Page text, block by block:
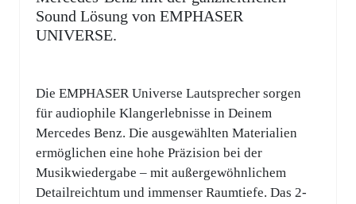
Sound Lösung von EMPHASER
UNIVERSE.
Die EMPHASER Universe Lautsprecher sorgen
für audiophile Klangerlebnisse in Deinem
Mercedes Benz. Die ausgewählten Materialien
ermöglichen eine hohe Präzision bei der
Musikwiedergabe – mit außergewöhnlichem
Detailreichtum und immenser Raumtiefe. Das 2-